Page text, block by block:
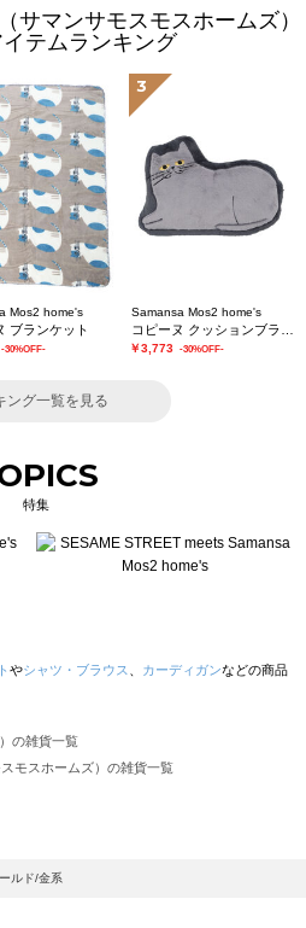
サマンサモスモスホームズ）
テムランキング
Mos2 home's
ブランケット
-30%OFF-
3
Samansa Mos2 home's
￥3,773 -30%OFF-
ング一覧を見る
特集
やシャツ・ブラウス カーディガンなどの商品
の雑貨一覧
モスホームズ）の雑貨一覧
バイサマンサモスモス）の雑貨一覧
ス ブルー）の雑貨一覧
ルド/金系